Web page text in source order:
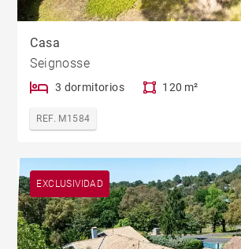
Casa
Seignosse
3 dormitorios 120 m²
REF. M1584
EXCLUSIVIDAD